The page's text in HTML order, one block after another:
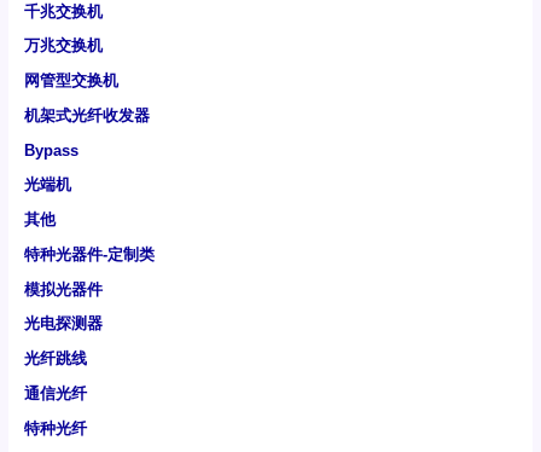
千兆交换机
万兆交换机
网管型交换机
机架式光纤收发器
Bypass
光端机
其他
特种光器件-定制类
模拟光器件
光电探测器
光纤跳线
通信光纤
特种光纤